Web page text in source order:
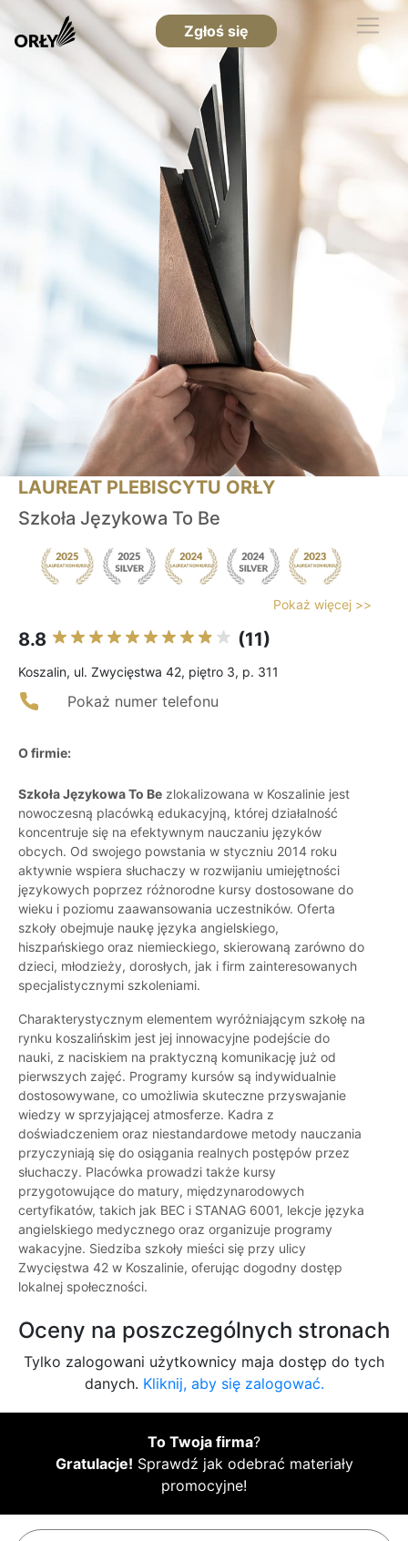
Zgłoś się
LAUREAT PLEBISCYTU ORŁY
Szkoła Językowa To Be
Pokaż więcej >>
8.8 (11)
Koszalin, ul. Zwycięstwa 42, piętro 3, p. 311
Pokaż numer telefonu
O firmie:
Szkoła Językowa To Be zlokalizowana w Koszalinie jest
nowoczesną placówką edukacyjną, której działalność
koncentruje się na efektywnym nauczaniu języków
obcych. Od swojego powstania w styczniu 2014 roku
aktywnie wspiera słuchaczy w rozwijaniu umiejętności
językowych poprzez różnorodne kursy dostosowane do
wieku i poziomu zaawansowania uczestników. Oferta
szkoły obejmuje naukę języka angielskiego,
hiszpańskiego oraz niemieckiego, skierowaną zarówno do
dzieci, młodzieży, dorosłych, jak i firm zainteresowanych
specjalistycznymi szkoleniami.
Charakterystycznym elementem wyróżniającym szkołę na
rynku koszalińskim jest jej innowacyjne podejście do
nauki, z naciskiem na praktyczną komunikację już od
pierwszych zajęć. Programy kursów są indywidualnie
dostosowywane, co umożliwia skuteczne przyswajanie
wiedzy w sprzyjającej atmosferze. Kadra z
doświadczeniem oraz niestandardowe metody nauczania
przyczyniają się do osiągania realnych postępów przez
słuchaczy. Placówka prowadzi także kursy
przygotowujące do matury, międzynarodowych
certyfikatów, takich jak BEC i STANAG 6001, lekcje języka
angielskiego medycznego oraz organizuje programy
wakacyjne. Siedziba szkoły mieści się przy ulicy
Zwycięstwa 42 w Koszalinie, oferując dogodny dostęp
lokalnej społeczności.
Oceny na poszczególnych stronach
Tylko zalogowani użytkownicy maja dostęp do tych
danych. Kliknij, aby się zalogować.
To Twoja firma?
Gratulacje! Sprawdź jak odebrać materiały
promocyjne!